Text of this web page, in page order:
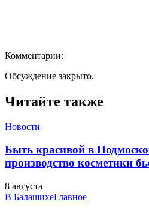
Комментарии:
Обсуждение закрыто.
Читайте также
Новости
Быть красивой в
производство косметики
8 августа
В БалашихеГлавное